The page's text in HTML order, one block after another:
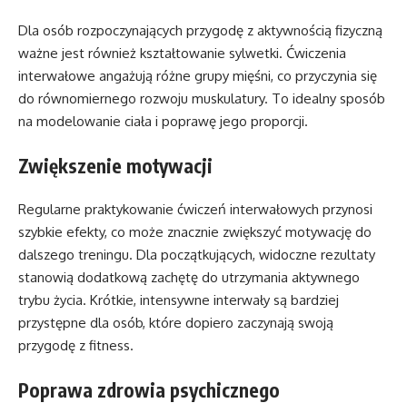
Dla osób rozpoczynających przygodę z aktywnością fizyczną
ważne jest również kształtowanie sylwetki. Ćwiczenia
interwałowe angażują różne grupy mięśni, co przyczynia się
do równomiernego rozwoju muskulatury. To idealny sposób
na modelowanie ciała i poprawę jego proporcji.
Zwiększenie motywacji
Regularne praktykowanie ćwiczeń interwałowych przynosi
szybkie efekty, co może znacznie zwiększyć motywację do
dalszego treningu. Dla początkujących, widoczne rezultaty
stanowią dodatkową zachętę do utrzymania aktywnego
trybu życia. Krótkie, intensywne interwały są bardziej
przystępne dla osób, które dopiero zaczynają swoją
przygodę z fitness.
Poprawa zdrowia psychicznego